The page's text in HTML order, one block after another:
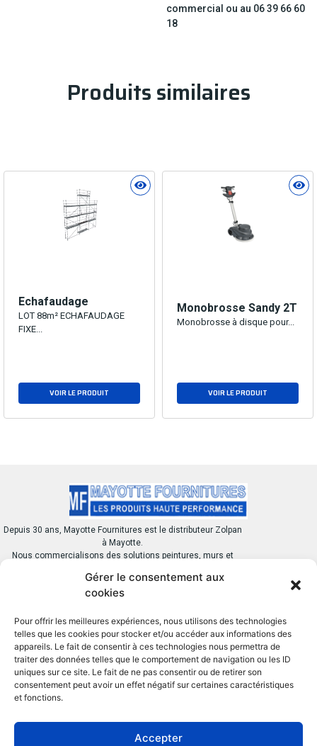
Gérer le consentement aux
cookies
Pour offrir les meilleures expériences, nous utilisons des technologies
telles que les cookies pour stocker et/ou accéder aux informations des
appareils. Le fait de consentir à ces technologies nous permettra de
traiter des données telles que le comportement de navigation ou les ID
uniques sur ce site. Le fait de ne pas consentir ou de retirer son
consentement peut avoir un effet négatif sur certaines caractéristiques
et fonctions.
Accepter
commercial ou au 06 39 66 60
18
Produits similaires
Echafaudage
LOT 88m² ECHAFAUDAGE
FIXE...
VOIR LE PRODUIT
Monobrosse Sandy 2T
Monobrosse à disque pour...
VOIR LE PRODUIT
Depuis 30 ans, Mayotte Fournitures est le distributeur Zolpan
à Mayotte.
Nous commercialisons des solutions peintures, murs et
bâtiments
BESOIN D’AIDE ?
Contactez-nous
LIENS UTILES
Nos catégories